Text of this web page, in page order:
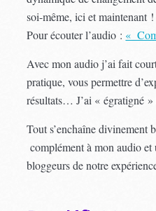
soi-même, ici et maintenant !
Pour écouter l’audio : «
Avec mon audio j’ai fait
pratique, vous permettre
résultats… J’ai « égratigné
Tout s’enchaîne divinement
complément à mon audio et
bloggeurs de notre